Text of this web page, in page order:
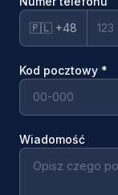
🇵🇱 +48
Kod pocztowy *
Wiadomość